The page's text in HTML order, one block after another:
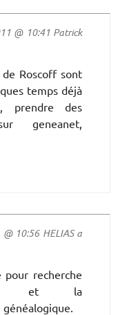
@ 10:41 Patrick
Roscoff sont
temps déjà
prendre des
geneanet,
10:56 HELIAS a
pour recherche
et la